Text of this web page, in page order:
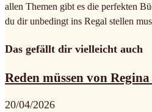
allen Themen gibt es die perfekten
du dir unbedingt ins Regal stellen
Das gefällt dir vielleicht auch
Reden müssen von
20/04/2026